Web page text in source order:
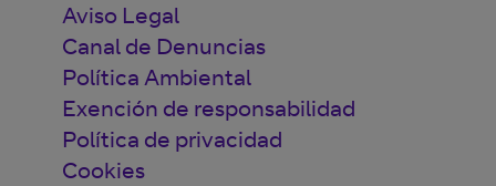
Aviso Legal
Canal de Denuncias
Política Ambiental
Exención de responsabilidad
Política de privacidad
Cookies